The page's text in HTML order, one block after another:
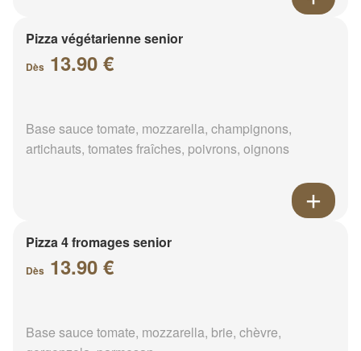
Pizza végétarienne senior
Dès 13.90 €
Base sauce tomate, mozzarella, champignons,
artichauts, tomates fraîches, poivrons, oignons
Pizza 4 fromages senior
Dès 13.90 €
Base sauce tomate, mozzarella, brie, chèvre,